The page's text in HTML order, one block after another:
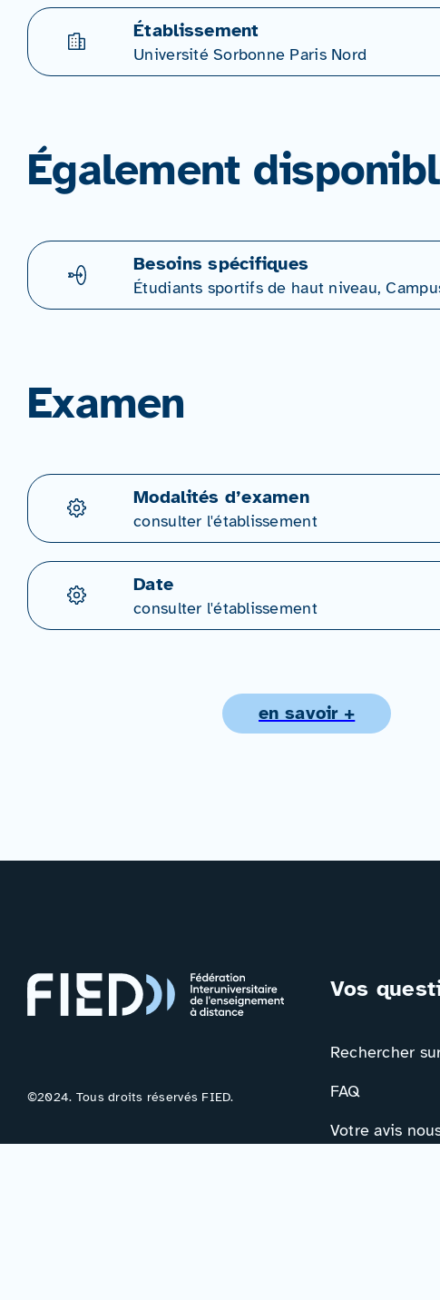
Établissement
Université Sorbonne Paris Nord
Également
Besoins spécifiques
Étudiants sportifs de haut niveau,
Examen
Modalités d’examen
consulter l'établissement
Date
consulter l'établissement
en savoir +
©2024. Tous droits réservés FIED.
Vos
Rechercher
FAQ
Votre avis